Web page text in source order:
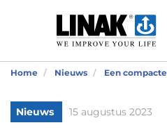
Home Nieuws Een
Nieuws 15 augustus 2023